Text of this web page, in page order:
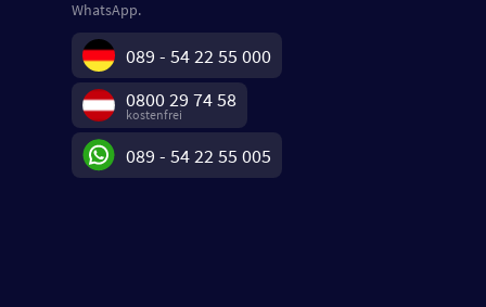
WhatsApp.
089 - 54 22 55 000
0800 29 74 58
kostenfrei
089 - 54 22 55 005